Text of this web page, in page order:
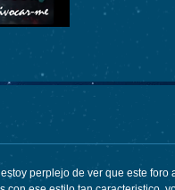
perplejo de ver que este